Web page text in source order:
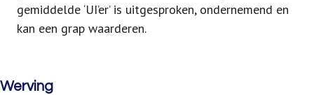
gemiddelde ‘UI’er’ is uitgesproken, ondernemend en
kan een grap waarderen.
Werving